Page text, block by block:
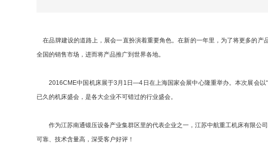
在品牌建设的道路上，展会一直扮演着重要角色。在新的一年里，为了将更多的产
全国的销售市场，进而将产品推广到世界各地。
2016CME中国机床展于3月1日—4日在上海国家会展中心隆重举办。本次展会以“
已久的机床盛会，是各大企业不可错过的行业盛会。
作为江苏南通锻压设备产业集群区里的代表企业之一，江苏中航重工机床有限公
可靠、技术含量高，深受客户好评！